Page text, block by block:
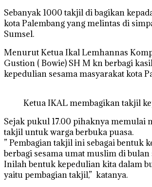
Sebanyak 1000 takjil di bagikan
kota Palembang yang melintas di
Sumsel.
Menurut Ketua Ikal Lemhannas
Gustion ( Bowie) SH M kn berbagi
kepedulian sesama masyarakat kota
Ketua IKAL membagikan takjil
Sejak pukul 17.00 pihaknya memulai
takjil untuk warga berbuka puasa.
” Pembagian takjil ini sebagai bentuk
berbagi sesama umat muslim di bulan
Inilah bentuk kepedulian kita dalam
yaitu pembagian takjil,” katanya.